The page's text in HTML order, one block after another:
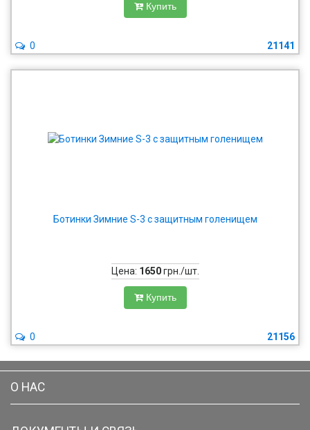
Купить
21141
0
Ботинки Зимние S-3 c защитным голенищем
Цена: 1650грн./шт.
Купить
21156
0
О НАС